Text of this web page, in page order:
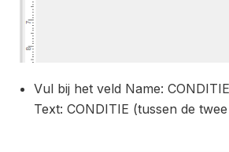
Vul bij het veld Name:
Text: CONDITIE (tussen de